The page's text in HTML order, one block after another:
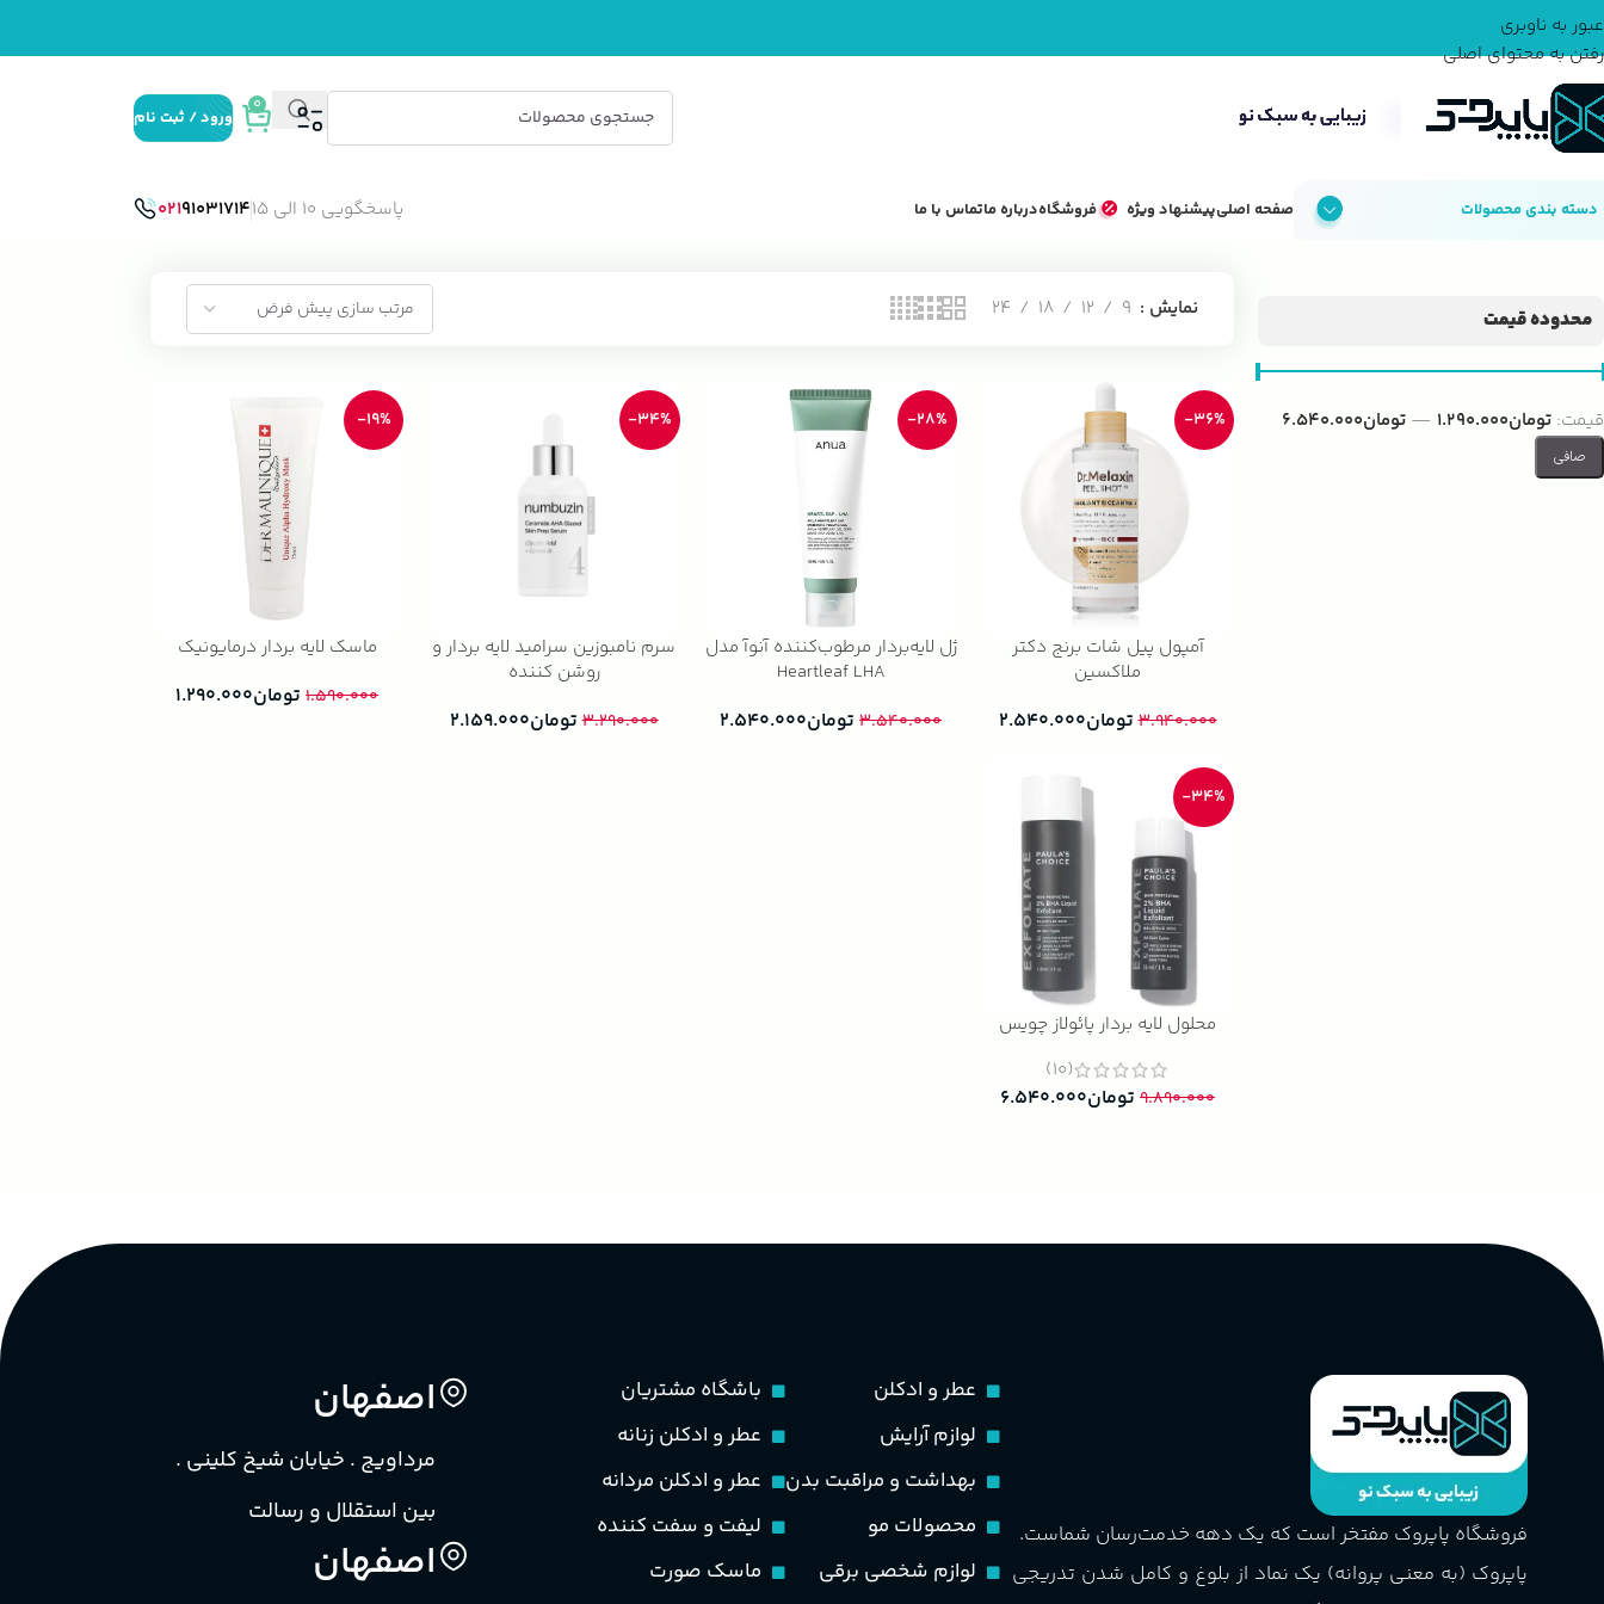
عبور به ناوبری
رفتن به محتوای اصلی
0
ورود / ثبت نام
دسته بندی محصولات صفحه اصلیپیشنهاد ویژه فروشگاهدرباره ماتماس با ما پاسخگویی 10 الی 15 02191031714
سرم لایه بردار
محدوده قیمت
صافی
قيمت: تومان1.290.000 — تومان6.540.000
نمایش 9
12
18
24
-36%
آمپول پیل شات برنج دکتر
ملاکسین
۳.۹۴۰.۰۰۰ تومان۲.۵۴۰.۰۰۰
-28%
ژل لایه‌بردار مرطوب‌کننده آنوآ مدل
Heartleaf LHA
۳.۵۴۰.۰۰۰ تومان۲.۵۴۰.۰۰۰
-34%
سرم نامبوزین سرامید لایه بردار و
روشن کننده
۳.۲۹۰.۰۰۰ تومان۲.۱۵۹.۰۰۰
-19%
ماسک لایه بردار درمایونیک
۱.۵۹۰.۰۰۰ تومان۱.۲۹۰.۰۰۰
-34%
محلول لایه بردار پائولاز چویس
(10)
۹.۸۹۰.۰۰۰ تومان۶.۵۴۰.۰۰۰
فروشگاه پاپروک مفتخر است که یک دهه خدمت‌رسان شماست.
پاپروک (به معنی پروانه) یک نماد از بلوغ و کامل شدن تدریجی
عطر و ادکلن
لوازم آرایش
بهداشت و مراقبت بدن
محصولات مو
لوازم شخصی برقی
باشگاه مشتریان
عطر و ادکلن زنانه
عطر و ادکلن مردانه
لیفت و سفت کننده
ماسک صورت
اصفهان
مرداویج . خیابان شیخ کلینی .
بین استقلال و رسالت
اصفهان